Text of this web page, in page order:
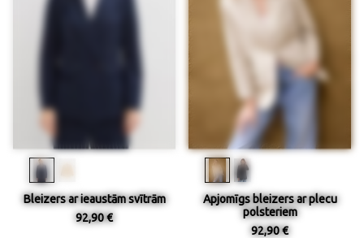
Bleizers ar ieaustām svītrām
92,90 €
Apjomīgs bleizers ar plecu
polsteriem
92,90 €